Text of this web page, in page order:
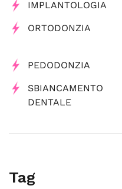
IMPLANTOLOGIA
ORTODONZIA
PEDODONZIA
SBIANCAMENTO
DENTALE
Tag